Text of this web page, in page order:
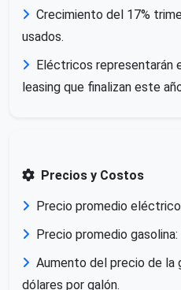
Crecimiento del 17%
usados.
Eléctricos representarán
leasing que finalizan este
Precios y Costos
Precio promedio
Precio promedio
Aumento del precio de la
dólares por galón.